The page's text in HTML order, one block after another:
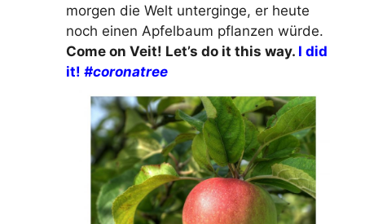
morgen die Welt unterginge, er heute
noch einen Apfelbaum pflanzen würde.
Come on Veit! Let’s do it this way. I did
it! #coronatree